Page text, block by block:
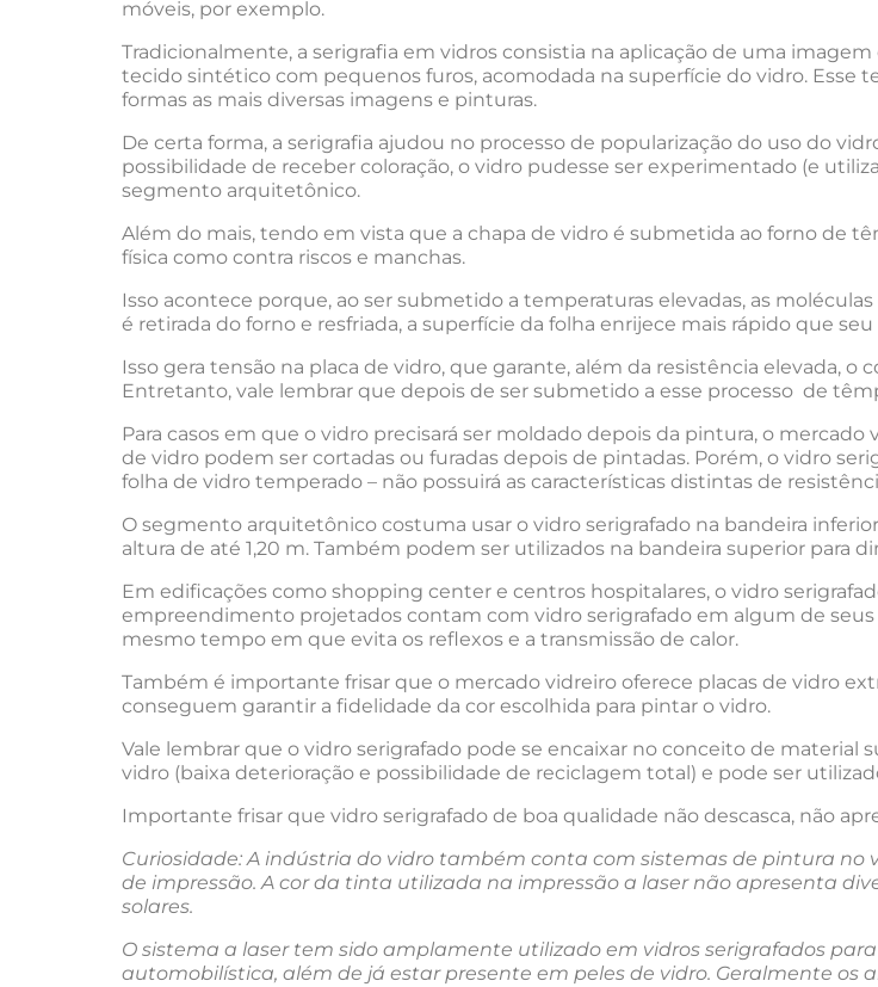
móveis, por exemplo.
Tradicionalmente, a serigrafia em vidros consistia na aplicação de uma
tecido sintético com pequenos furos, acomodada na superfície do vidro. Esse
formas as mais diversas imagens e pinturas.
De certa forma, a serigrafia ajudou no processo de popularização do uso do
possibilidade de receber coloração, o vidro pudesse ser experimentado (e
segmento arquitetônico.
Além do mais, tendo em vista que a chapa de vidro é submetida ao forno de
física como contra riscos e manchas.
Isso acontece porque, ao ser submetido a temperaturas elevadas, as
é retirada do forno e resfriada, a superfície da folha enrijece mais rápido que
Isso gera tensão na placa de vidro, que garante, além da resistência elevada,
Entretanto, vale lembrar que depois de ser submetido a esse processo de
Para casos em que o vidro precisará ser moldado depois da pintura, o
de vidro podem ser cortadas ou furadas depois de pintadas. Porém, o vidro
folha de vidro temperado – não possuirá as características distintas de
O segmento arquitetônico costuma usar o vidro serigrafado na bandeira
altura de até 1,20 m. Também podem ser utilizados na bandeira superior para
Em edificações como shopping center e centros hospitalares, o vidro
empreendimento projetados contam com vidro serigrafado em algum de
mesmo tempo em que evita os reflexos e a transmissão de calor.
Também é importante frisar que o mercado vidreiro oferece placas de vidro
conseguem garantir a fidelidade da cor escolhida para pintar o vidro.
Vale lembrar que o vidro serigrafado pode se encaixar no conceito de material
vidro (baixa deterioração e possibilidade de reciclagem total) e pode ser
Importante frisar que vidro serigrafado de boa qualidade não descasca, não
Curiosidade: A indústria do vidro também conta com sistemas de pintura
de impressão. A cor da tinta utilizada na impressão a laser não apresenta
solares.
O sistema a laser tem sido amplamente utilizado em vidros serigrafados
automobilística, além de já estar presente em peles de vidro. Geralmente os